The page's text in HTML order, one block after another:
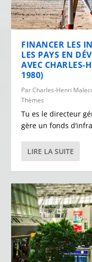
FINANCER LES
LES PAYS EN
AVEC CHARLES-
1980)
ParCharles-Henri
Thèmes
Tu es le directeur
gère un fonds
LIRE LA SUITE